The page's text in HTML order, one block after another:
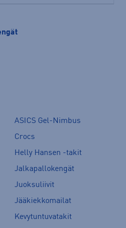
ASICS Gel-Nimbus
Crocs
Helly Hansen -takit
Jalkapallokengät
Juoksuliivit
Jääkiekkomailat
Kevytuntuvatakit